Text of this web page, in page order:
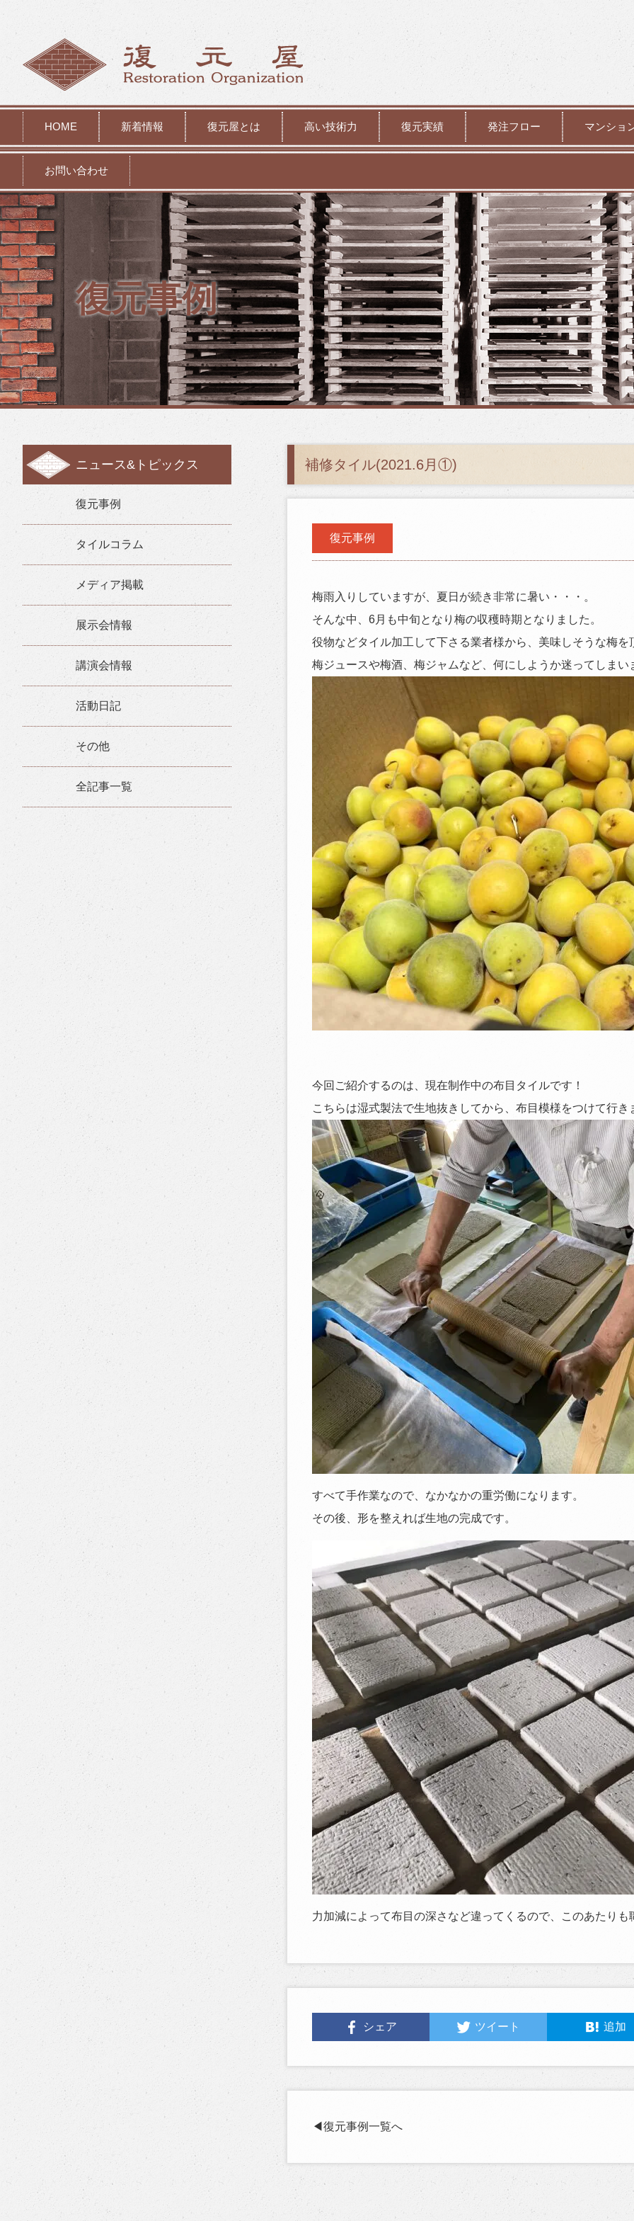
HOME 新着情報 復元屋とは 高い技術力 復元実績 発注フロー マンショ
お問い合わせ
復元事例
ニュース&トピックス
復元事例
タイルコラム
メディア掲載
展示会情報
講演会情報
活動日記
その他
全記事一覧
補修タイル(2021.6月①)
復元事例
梅雨入りしていますが、夏日が続き非常に暑い・・・。
そんな中、6月も中旬となり梅の収穫時期となりました。
役物などタイル加工して下さる業者様から、美味しそうな梅を
梅ジュースや梅酒、梅ジャムなど、何にしようか迷ってしまい
今回ご紹介するのは、現在制作中の布目タイルです！
こちらは湿式製法で生地抜きしてから、布目模様をつけて行き
すべて手作業なので、なかなかの重労働になります。
その後、形を整えれば生地の完成です。
力加減によって布目の深さなど違ってくるので、このあたり
シェア ツイート 追加
◀︎復元事例一覧へ